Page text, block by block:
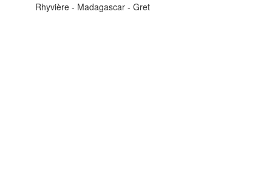
Rhyvière - Madagascar - Gret